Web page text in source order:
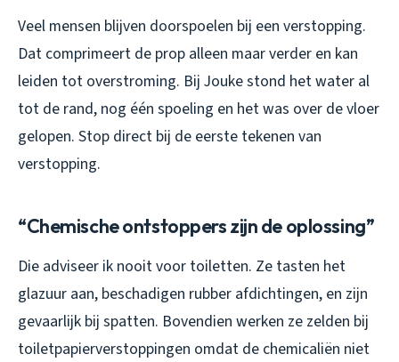
Veel mensen blijven doorspoelen bij een verstopping.
Dat comprimeert de prop alleen maar verder en kan
leiden tot overstroming. Bij Jouke stond het water al
tot de rand, nog één spoeling en het was over de vloer
gelopen. Stop direct bij de eerste tekenen van
verstopping.
“Chemische ontstoppers zijn de oplossing”
Die adviseer ik nooit voor toiletten. Ze tasten het
glazuur aan, beschadigen rubber afdichtingen, en zijn
gevaarlijk bij spatten. Bovendien werken ze zelden bij
toiletpapierverstoppingen omdat de chemicaliën niet